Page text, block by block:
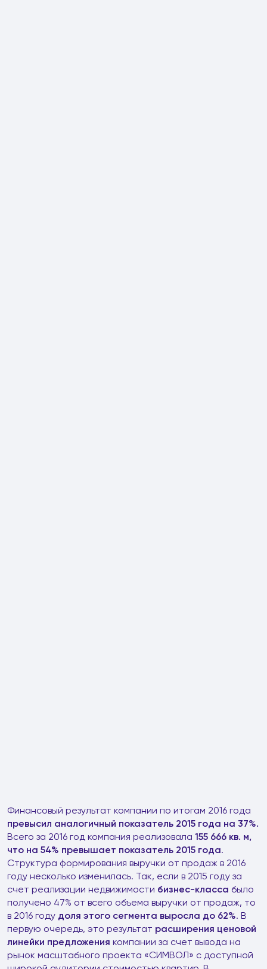
Финансовый результат компании по итогам 2016 года
превысил аналогичный показатель 2015 года на 37%.
Всего за 2016 год компания реализовала 155 666 кв. м,
что на 54% превышает показатель 2015 года.
Структура формирования выручки от продаж в 2016
году несколько изменилась. Так, если в 2015 году за
счет реализации недвижимости бизнес-класса было
получено 47% от всего объема выручки от продаж, то
в 2016 году доля этого сегмента выросла до 62%. В
первую очередь, это результат расширения ценовой
линейки предложения компании за счет вывода на
рынок масштабного проекта «СИМВОЛ» с доступной